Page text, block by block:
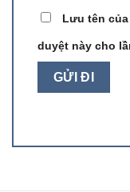
Lưu tên
duyệt này cho